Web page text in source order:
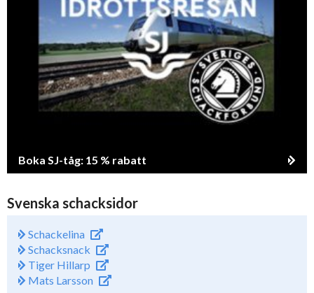
Boka SJ-tåg: 15 % rabatt
Svenska schacksidor
Schackelina
Schacksnack
Tiger Hillarp
Mats Larsson